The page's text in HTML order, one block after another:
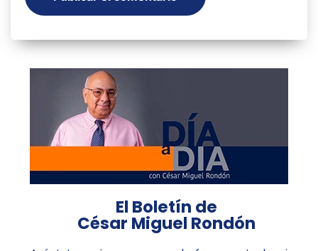
El Boletín de
César Miguel Rondón